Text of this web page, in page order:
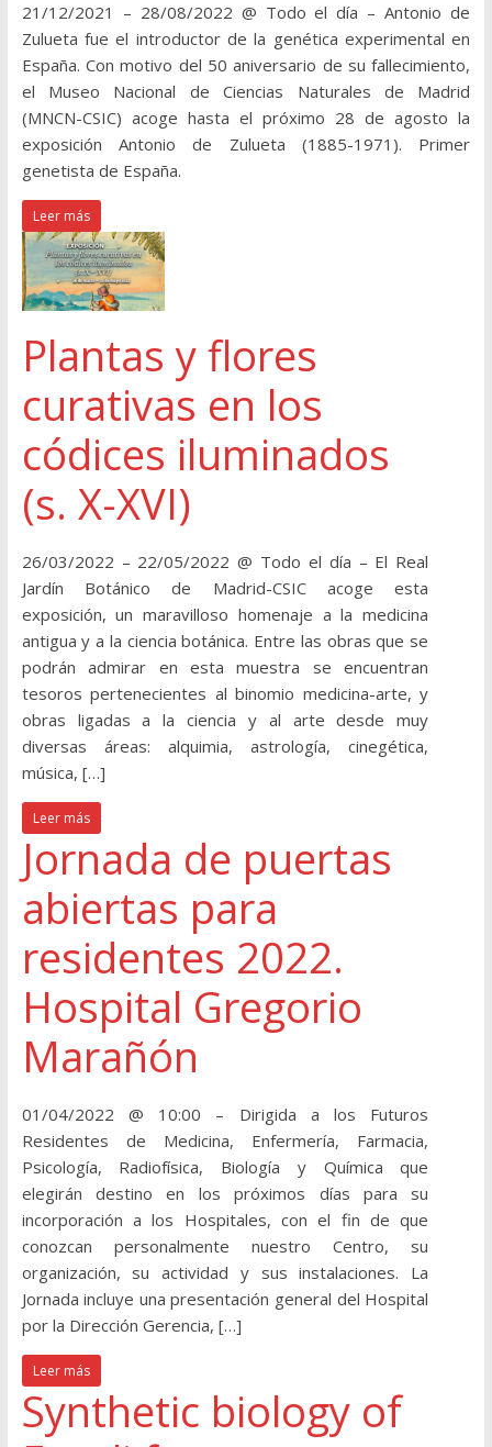
21/12/2021 – 28/08/2022 @ Todo el día – Antonio de
Zulueta fue el introductor de la genética experimental en
España. Con motivo del 50 aniversario de su fallecimiento,
el Museo Nacional de Ciencias Naturales de Madrid
(MNCN-CSIC) acoge hasta el próximo 28 de agosto la
exposición Antonio de Zulueta (1885-1971). Primer
genetista de España.
Leer más
Plantas y flores
curativas en los
códices iluminados
(s. X-XVI)
26/03/2022 – 22/05/2022 @ Todo el día – El Real
Jardín Botánico de Madrid-CSIC acoge esta
exposición, un maravilloso homenaje a la medicina
antigua y a la ciencia botánica. Entre las obras que se
podrán admirar en esta muestra se encuentran
tesoros pertenecientes al binomio medicina-arte, y
obras ligadas a la ciencia y al arte desde muy
diversas áreas: alquimia, astrología, cinegética,
música, […]
Leer más
Jornada de puertas
abiertas para
residentes 2022.
Hospital Gregorio
Marañón
01/04/2022 @ 10:00 – Dirigida a los Futuros
Residentes de Medicina, Enfermería, Farmacia,
Psicología, Radiofísica, Biología y Química que
elegirán destino en los próximos días para su
incorporación a los Hospitales, con el fin de que
conozcan personalmente nuestro Centro, su
organización, su actividad y sus instalaciones. La
Jornada incluye una presentación general del Hospital
por la Dirección Gerencia, […]
Leer más
Synthetic biology of